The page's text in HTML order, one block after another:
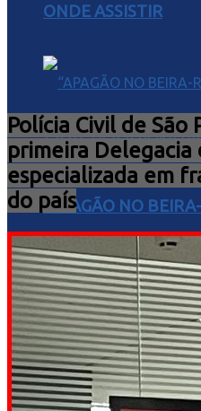
ONDE ASSISTIR
“APAGÃO NO
PERDE POR 2 A 0 E
ELIMINAÇÃO”.
Polícia Civil de São
primeira Delegacia
especializada em
do país